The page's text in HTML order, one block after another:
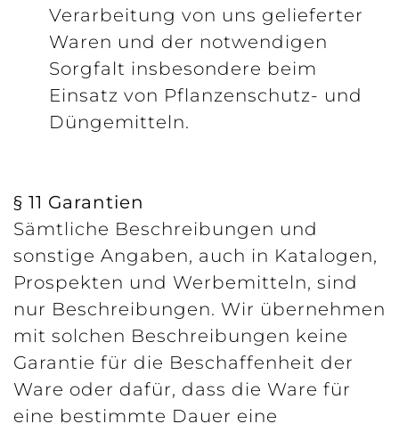
Verarbeitung von uns gelieferter
Waren und der notwendigen
Sorgfalt insbesondere beim
Einsatz von Pflanzenschutz- und
Düngemitteln.
§ 11 Garantien
Sämtliche Beschreibungen und
sonstige Angaben, auch in Katalogen,
Prospekten und Werbemitteln, sind
nur Beschreibungen. Wir übernehmen
mit solchen Beschreibungen keine
Garantie für die Beschaffenheit der
Ware oder dafür, dass die Ware für
eine bestimmte Dauer eine